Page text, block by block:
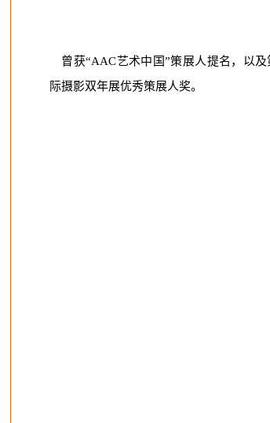
曾获“AAC艺术中国”策展人提名，以
际摄影双年展优秀策展人奖。